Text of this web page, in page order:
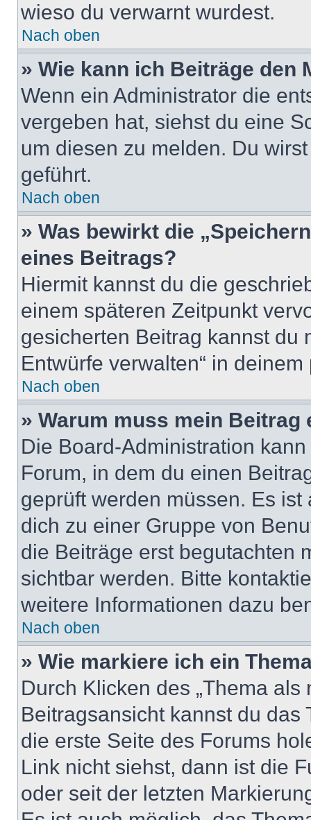
wieso du verwarnt wurdest.
Nach oben
» Wie kann ich Beiträge den
Wenn ein Administrator die
vergeben hat, siehst du eine
um diesen zu melden. Du
geführt.
Nach oben
» Was bewirkt die
eines Beitrags?
Hiermit kannst du die
einem späteren Zeitpunkt
gesicherten Beitrag kannst du
Entwürfe verwalten“ in
Nach oben
» Warum muss mein
Die Board-Administration
Forum, in dem du einen
geprüft werden müssen. Es
dich zu einer Gruppe von
die Beiträge erst begutachten
sichtbar werden. Bitte
weitere Informationen dazu
Nach oben
» Wie markiere ich ein
Durch Klicken des „Thema
Beitragsansicht kannst du
die erste Seite des Forums
Link nicht siehst, dann ist die
oder seit der letzten